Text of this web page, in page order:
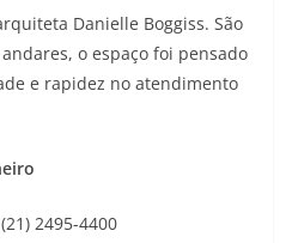
Danielle Boggiss. São
o espaço foi pensado
e rapidez no atendimento
2495-4400